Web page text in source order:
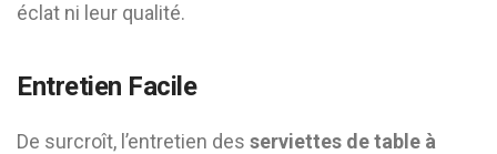
éclat ni leur qualité.
Entretien Facile
De surcroît, l’entretien des serviettes de table à